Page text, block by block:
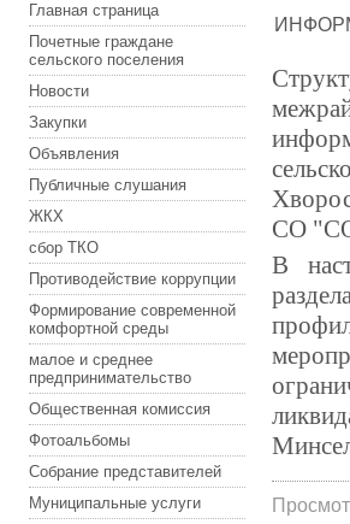
Главная страница
Почетные граждане
сельского поселения
Новости
Закупки
Объявления
Публичные слушания
ЖКХ
сбор ТКО
Противодействие коррупции
Формирование современной
комфортной среды
малое и среднее
предпринимательство
Общественная комиссия
Фотоальбомы
Собрание представителей
Муниципальные услуги
СО
В